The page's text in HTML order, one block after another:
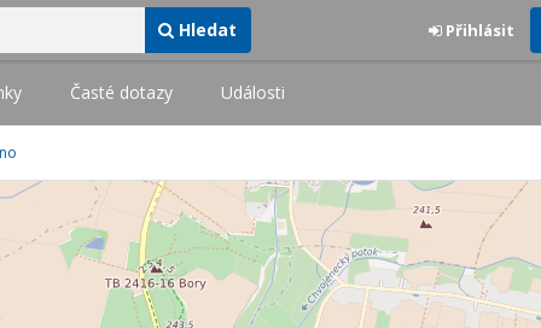
Hledat Přihlásit
Časté dotazy Události